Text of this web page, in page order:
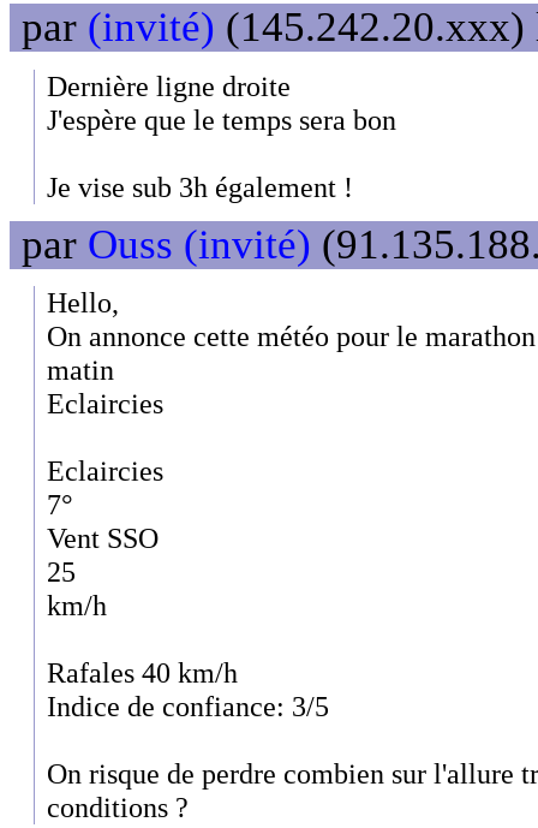
par (invité) (145.242.20.xxx)
Dernière ligne droite
J'espère que le temps sera bon
Je vise sub 3h également !
par Ouss (invité)
Hello,
On annonce cette météo pour le
matin
Eclaircies
Eclaircies
7°
Vent SSO
25
km/h
Rafales 40 km/h
Indice de confiance: 3/5
On risque de perdre combien sur l'allure
conditions ?